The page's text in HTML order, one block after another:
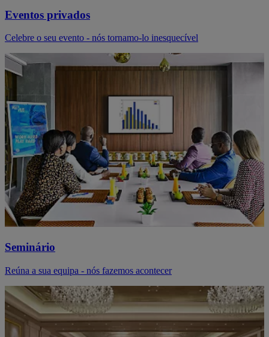
Eventos privados
Celebre o seu evento - nós tornamo-lo inesquecível
Seminário
Reúna a sua equipa - nós fazemos acontecer